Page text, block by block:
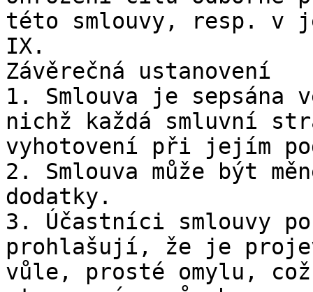
této smlouvy, resp.
IX.
Závěrečná ustanovení
1. Smlouva je sepsána
nichž každá smluvní
vyhotovení při jejím
2. Smlouva může být
dodatky.
3. Účastníci smlouvy
prohlašují, že je
vůle, prosté omylu,